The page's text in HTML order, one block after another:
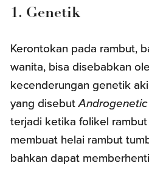
1. Genetik
Kerontokan pada rambut,
wanita, bisa disebabkan
kecenderungan genetik
yang disebut
terjadi ketika folikel
membuat helai rambut
bahkan dapat